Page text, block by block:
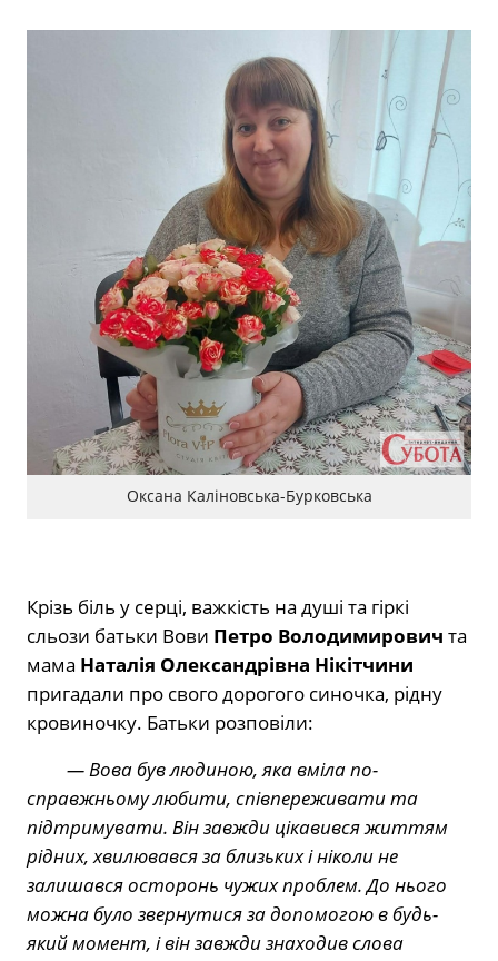
Оксана Каліновська-Бурковська
Крізь біль у серці, важкість на душі та гіркі
сльози батьки Вови Петро Володимирович та
мама Наталія Олександрівна Нікітчини
пригадали про свого дорогого синочка, рідну
кровиночку. Батьки розповіли:
— Вова був людиною, яка вміла по-
справжньому любити, співпереживати та
підтримувати. Він завжди цікавився життям
рідних, хвилювався за близьких і ніколи не
залишався осторонь чужих проблем. До нього
можна було звернутися за допомогою в будь-
який момент, і він завжди знаходив слова